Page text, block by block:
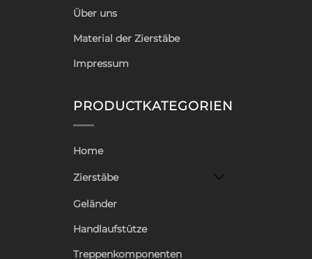
Über uns
Material der Zierstäbe
Impressum
PRODUCTKATEGORIEN
Home
Zierstäbe
Geländer
Handlaufstütze
Treppenkomponenten